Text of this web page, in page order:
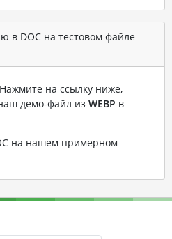
в DOC на тестовом файле
на ссылку ниже,
демо-файл из WEBP в
на нашем примерном